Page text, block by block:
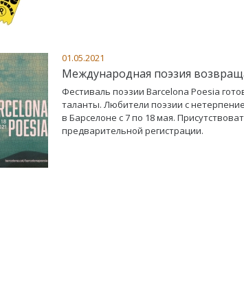
01.05.2021
Международная поэзия
Фестиваль поэзии Barcelona Poesia
таланты. Любители поэзии с
в Барселоне с 7 по 18 мая.
предварительной регистрации.